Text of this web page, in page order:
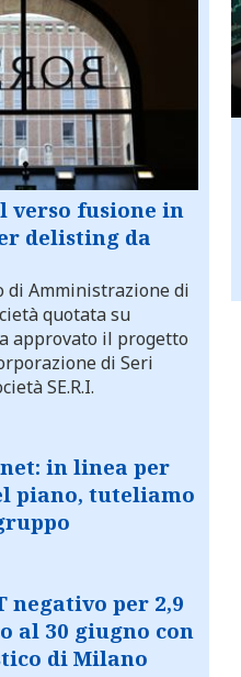
verso fusione in
delisting da
di Amministrazione di
quotata su
approvato il progetto
di Seri
SE.R.I.
in linea per
piano, tuteliamo
negativo per 2,9
al 30 giugno con
di Milano